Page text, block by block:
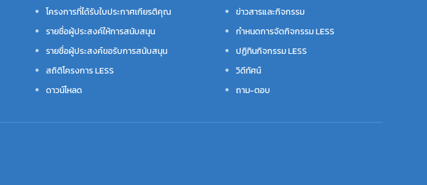
โครงการที่ได้รับใบประกาศเกียรติคุณ
รายชื่อผู้ประสงค์ให้การสนับสนุน
รายชื่อผู้ประสงค์ขอรับการสนับสนุน
สถิติโครงการ LESS
ดาวน์โหลด
ข่าวสารและกิจกรรม
กำหนดการจัดกิจกรรม LESS
ปฏิทินกิจกรรม LESS
วิดีทัศน์
ถาม-ตอบ